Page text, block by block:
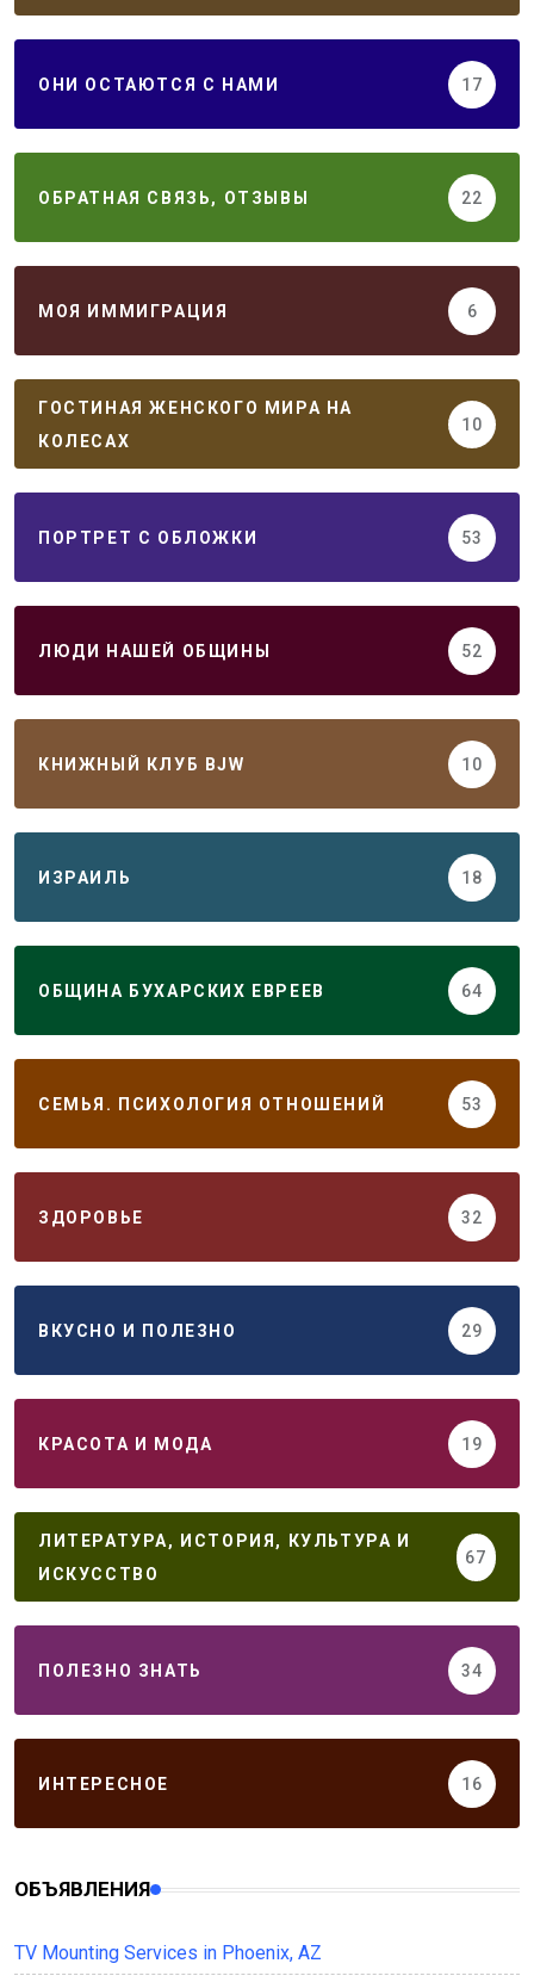
ОНИ ОСТАЮТСЯ С НАМИ 17
ОБРАТНАЯ СВЯЗЬ, ОТЗЫВЫ 22
МОЯ ИММИГРАЦИЯ 6
ГОСТИНАЯ ЖЕНСКОГО МИРА НА
КОЛЕСАХ
10
ПОРТРЕТ С ОБЛОЖКИ 53
ЛЮДИ НАШЕЙ ОБЩИНЫ 52
КНИЖНЫЙ КЛУБ BJW 10
ИЗРАИЛЬ 18
ОБЩИНА БУХАРСКИХ ЕВРЕЕВ 64
СЕМЬЯ. ПСИХОЛОГИЯ ОТНОШЕНИЙ 53
ЗДОРОВЬЕ 32
ВКУСНО И ПОЛЕЗНО 29
КРАСОТА И МОДА 19
ЛИТЕРАТУРА, ИСТОРИЯ, КУЛЬТУРА И
ИСКУССТВО
67
ПОЛЕЗНО ЗНАТЬ 34
ИНТЕРЕСНОЕ 16
ОБЪЯВЛЕНИЯ
TV Mounting Services in Phoenix, AZ